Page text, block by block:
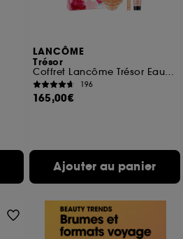
LANCÔME
Trésor
Coffret Lancôme Trésor Eau de Parfum
196
165,00€
Ajouter au panier